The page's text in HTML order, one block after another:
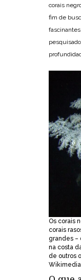
corais
fim de
Os corais
corais
grandes
na costa
de outros